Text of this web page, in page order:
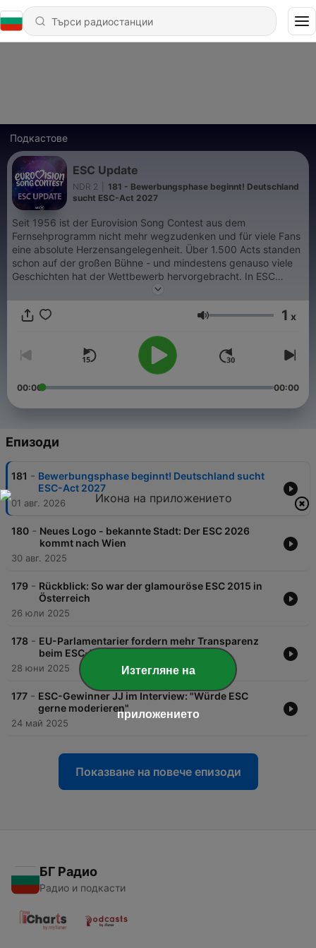
Подкастове
ESC Update
NDR 2
181 - Bewerbungsphase beginnt! Deutschland
sucht ESC-Act 2027
Seit 1956 ist der Eurovision Song Contest aus dem
Fernsehprogramm nicht mehr wegzudenken und für viele Fans
eine absolute Herzensangelegenheit. Über 1.500 Acts standen
schon auf der großen Bühne - und mindestens genauso viele
Geschichten hat der Wettbewerb hervorgebracht. In ESC
Update sind die Journalisten Thomas Mohr und Marcel Stober
Entscheidern und Experten das Gestern, Heute und Morgen
aktuelle Hintergrundinformationen und viel Musik aus der
schillernden Welt des ESC.
Сила на звука
1 x
00:00 00:00
Епизоди
181 - Bewerbungsphase beginnt! Deutschland sucht
ESC-Act 2027
01 авг. 2026
180 - Neues Logo - bekannte Stadt: Der ESC 2026
kommt nach Wien
30 авг. 2025
179 - Rückblick: So war der glamouröse ESC 2015 in
Österreich
26 юли 2025
178 - EU-Parlamentarier fordern mehr Transparenz
beim ESC-Voting
28 юни 2025
177 - ESC-Gewinner JJ im Interview: "Würde ESC
gerne moderieren"
24 май 2025
Показване на повече епизоди
БГ Радио
Радио и подкасти
Изтегляне на
приложението